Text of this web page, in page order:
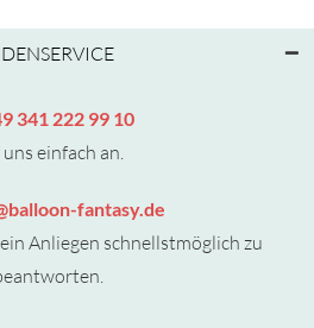
341 222 99 10
uns einfach an.
fantasy.de
Anliegen schnellstmöglich zu